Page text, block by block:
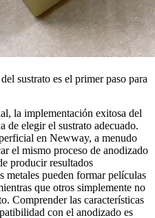
sustrato es el primer paso para
la implementación exitosa del
de elegir el sustrato adecuado.
en Newway, a menudo
el mismo proceso de anodizado
producir resultados
metales pueden formar películas
que otros simplemente no
Comprender las características
con el anodizado es